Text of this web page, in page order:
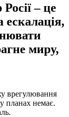
– це
ескалація,
миру,
врегулювання
планах немає.